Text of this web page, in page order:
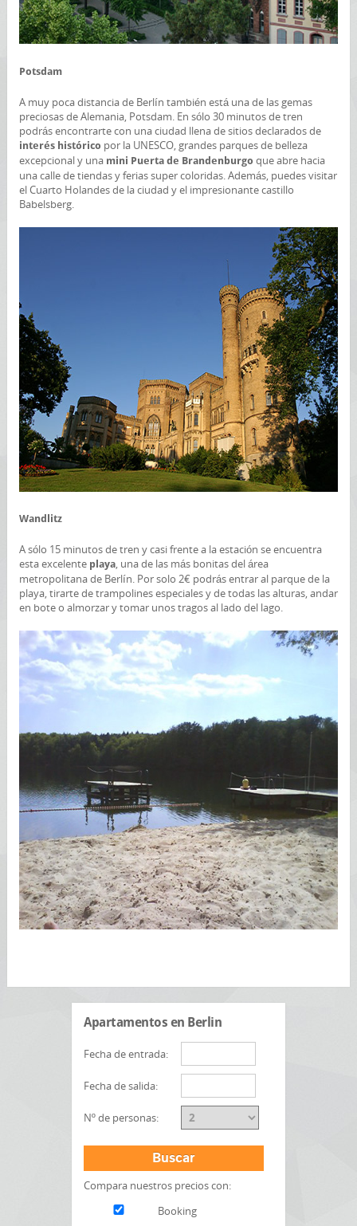
Potsdam
A muy poca distancia de Berlín también está una de las gemas
preciosas de Alemania, Potsdam. En sólo 30 minutos de tren
podrás encontrarte con una ciudad llena de sitios declarados de
interés histórico por la UNESCO, grandes parques de belleza
excepcional y una mini Puerta de Brandenburgo que abre hacia
una calle de tiendas y ferias super coloridas. Además, puedes visitar
el Cuarto Holandes de la ciudad y el impresionante castillo
Babelsberg.
Wandlitz
A sólo 15 minutos de tren y casi frente a la estación se encuentra
esta excelente playa, una de las más bonitas del área
metropolitana de Berlín. Por solo 2€ podrás entrar al parque de la
playa, tirarte de trampolines especiales y de todas las alturas, andar
en bote o almorzar y tomar unos tragos al lado del lago.
Apartamentos en Berlin
Fecha de entrada:
Fecha de salida:
Nº de personas:
Buscar
Compara nuestros precios con:
Booking